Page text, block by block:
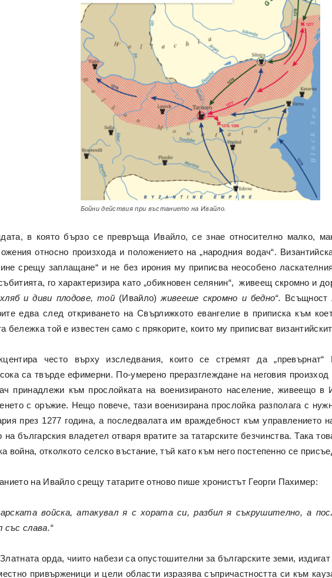
Бойни действия при въстанието на Ивайло.
в която бързо се превръща Ивайло, се знае относително малко,
относно произхода и положението на „народния водач“.
срещу заплащане“ и не без ирония му приписва неособено
го характеризира като „обикновен селянин“, живеещ скромно и
и диви плодове, той (Ивайло)живееше скромно и бедно“. Всъщност
едва след откриването на Свърлижкото евангелие в приписка към
бележка той е известен само с прякорите, които му приписват
често върху изследвания, които се стремят да
са твърде ефимерни. По-умерено преразглеждане на неговия
принадлежи към прослойката на военизираното население, живеещо
с оръжие. Нещо повече, тази военизирана прослойка разполага с
през 1277 година, а последвалата им враждебност към управлението
на българския владетел отваря вратите за татарските безчинства. Така
война, отколкото селско въстание, тъй като към него постепенно се
на Ивайло срещу татарите отново пише хронистът Георги Пахимер:
войска, атакувал я с хората си, разбил я съкрушително, а
със слава.“
орда, чиито набези са опустошителни за българските земи,
привърженици и цели области изразява съпричастността си към